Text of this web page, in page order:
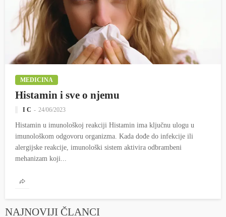
MEDICINA
Histamin i sve o njemu
I C 24/06/2023
Histamin u imunološkoj reakciji Histamin ima ključnu ulogu u
imunološkom odgovoru organizma. Kada dođe do infekcije ili
alergijske reakcije, imunološki sistem aktivira odbrambeni
mehanizam koji...
NAJNOVIJI ČLANCI